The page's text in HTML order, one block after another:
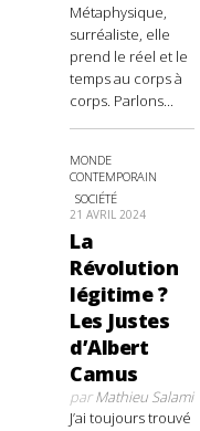
Métaphysique,
surréaliste, elle
prend le réel et le
temps au corps à
corps. Parlons...
MONDE
CONTEMPORAIN
SOCIÉTÉ
21 AVRIL 2024
La
Révolution
légitime ?
Les Justes
d’Albert
Camus
parMathieu Salami
J’ai toujours trouvé